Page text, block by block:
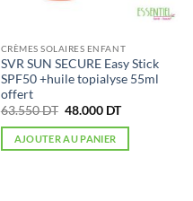
CRÈMES SOLAIRES ENFANT
SVR SUN SECURE Easy Stick
SPF50 +huile topialyse 55ml
offert
63.550DT Le
initial
était :
48.000 DTLe
actuel
AJOUTER AU PANIER